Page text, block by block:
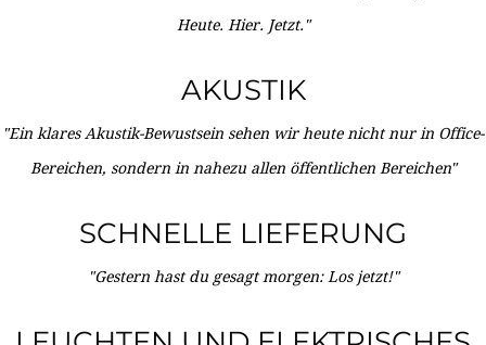
Heute. Hier. Jetzt."
AKUSTIK
"Ein klares Akustik-Bewustsein sehen wir heute nicht nur in Office-
Bereichen, sondern in nahezu allen öffentlichen Bereichen"
SCHNELLE LIEFERUNG
"Gestern hast du gesagt morgen: Los jetzt!"